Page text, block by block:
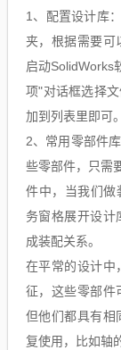
1、配置设计库
夹，根据需要可
启动SolidWorks
项"对话框选择
加到列表里即可
2、常用零部件
些零部件，只需
件中，当我们做
务窗格展开设计
成装配关系。
在平常的设计中
征，这些零部件
但他们都具有相
复使用，比如轴